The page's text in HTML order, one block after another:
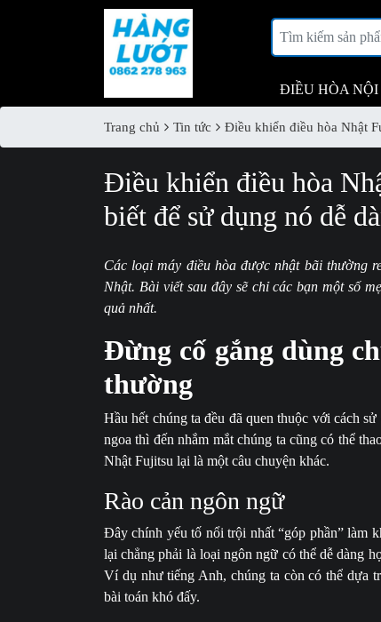
ĐIỀU HÒA
Trang chủ Tin tức Điều khiển điều hòa Nhật
Điều khiển điều hòa
biết để sử dụng nó dễ
Các loại máy điều hòa được nhật bãi thường
Nhật. Bài viết sau đây sẽ chỉ các bạn một số
quả nhất.
Đừng cố gắng dùng
thường
Hầu hết chúng ta đều đã quen thuộc với cách
ngoa thì đến nhắm mắt chúng ta cũng có thể
Nhật Fujitsu lại là một câu chuyện khác.
Rào cản ngôn ngữ
Đây chính yếu tố nổi trội nhất “góp phần” làm
lại chẳng phải là loại ngôn ngữ có thể dễ dàng
Ví dụ như tiếng Anh, chúng ta còn có thể dựa
bài toán khó đấy.